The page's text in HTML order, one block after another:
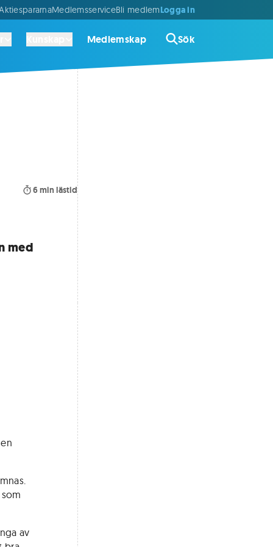
MedlemsserviceBli medlemLogga in
Medlemskap Sök
6min lästid
med
av